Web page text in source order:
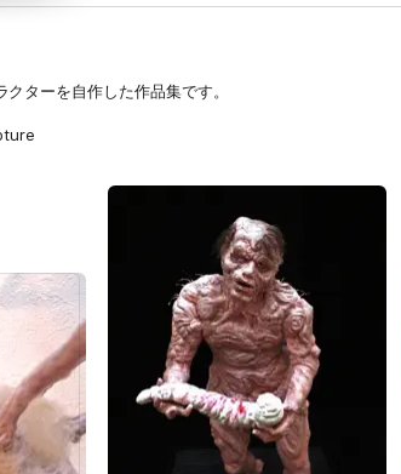
ターを自作した作品集です。